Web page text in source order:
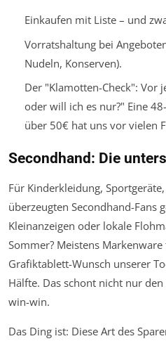
Einkaufen mit Liste – und
Vorratshaltung bei
Nudeln, Konserven).
Der "Klamotten-Check": Vor
oder will ich es nur?" Eine
über 50€ hat uns vor vielen
Secondhand: Die
Für Kinderkleidung,
überzeugten Secondhand-Fans
Kleinanzeigen oder lokale
Sommer? Meistens
Grafiktablett-Wunsch unserer
Hälfte. Das schont nicht nur
win-win.
Das Ding ist: Diese Art des